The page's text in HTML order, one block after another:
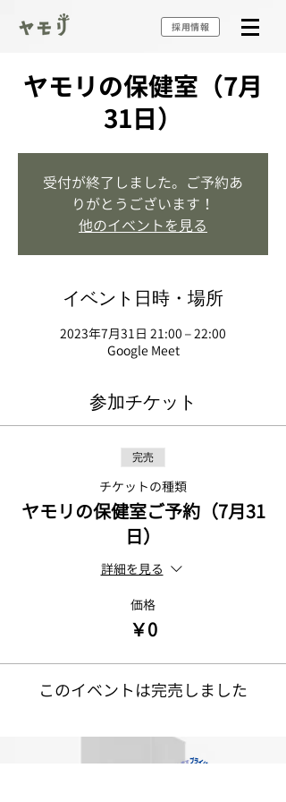
採用情報
ヤモリの保健室（7月
31日）
受付が終了しました。ご予約あ
りがとうございます！
他のイベントを見る
イベント日時・場所
2023年7月31日 21:00 – 22:00
Google Meet
参加チケット
完売
チケットの種類
ヤモリの保健室ご予約（7月31
日）
詳細を見る
価格
￥0
このイベントは完売しました